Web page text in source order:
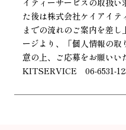
イティーサービスの取扱
た後は株式会社ケイアイ
までの流れのご案内を差
ージより、「個人情報の
意の上、ご応募をお願い
KITSERVICE 06-6531-